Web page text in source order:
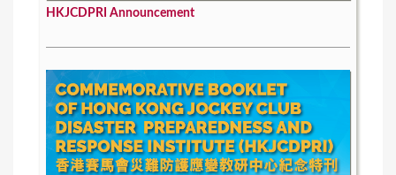
HKJCDPRI Announcement